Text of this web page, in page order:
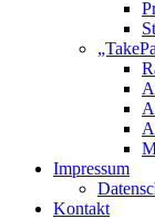
Impressum
Kontakt